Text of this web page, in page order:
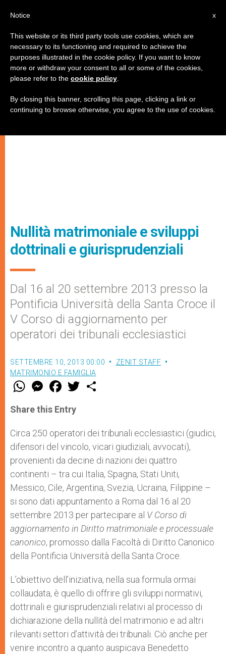
Nullità matrimoniale e sviluppi
dottrinali e giurisprudenziali
Dal 16 al 20 settembre 2013 presso la
Pontificia Università della Santa Croce il
V Corso di aggiornamento per
operatori dei tribunali ecclesiastici
SETTEMBRE 10, 2013 00:00
ZENIT STAFF
MATRIMONIO E FAMIGLIA
W
t
s
p
p
M
e
s
e
g
e
r
F
a
e
b
o
k
w
r
Share this Entry
Circa 250 operatori dei tribunali ecclesiastici (giudici,
difensori del vincolo, vicari giudiziali, avvocati),
provenienti da decine di nazioni dei quattro
continenti – tra cui Italia, Spagna, Stati Uniti,
Messico, Cile, Argentina, Svezia, Ucraina, Filippine –
si sono dati appuntamento a Roma dal 16 al 20
settembre 2013 per partecipare al V Corso di
aggiornamento in Diritto matrimoniale e processuale
canonico, promosso dalla Facoltà di Diritto Canonico
della Pontificia Università della Santa Croce.
L’obiettivo dell’iniziativa, nella sua formula ormai
collaudata, è quello di offrire gli sviluppi normativi,
dottrinali e giurisprudenziali relativi al processo di
dichiarazione della nullità del matrimonio e ad altri
rilevanti settori d’attività dei tribunali. Ciò anche per
venire incontro a quanto auspicava Benedetto
x
Notice
This website or its third party tools use cookies, which are
necessary to its functioning and required to achieve the
purposes illustrated in the cookie policy. If you want to know
more or withdraw your consent to all or some of the cookies,
please refer to the cookie policy
By closing this banner, scrolling this page, clicking a link or
continuing to browse otherwise, you agree to the use of cookies.